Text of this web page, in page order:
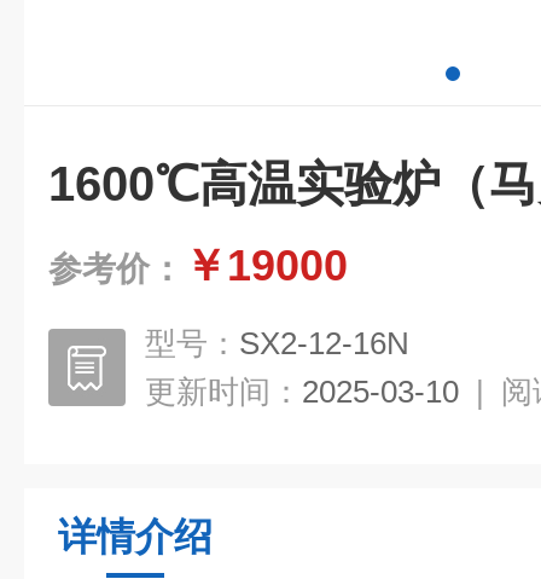
1600℃高温实验炉（
参考价： ￥19000
型号： SX2-12-16N
更新时间： 2025-03-10 | 阅
详情介绍